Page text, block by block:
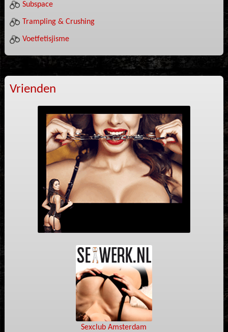
Subspace
Trampling & Crushing
Voetfetisjisme
Vrienden
Sexclub Amsterdam